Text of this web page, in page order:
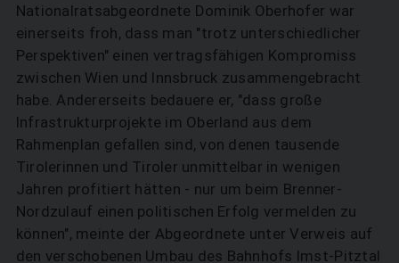
Nationalratsabgeordnete Dominik Oberhofer war
einerseits froh, dass man "trotz unterschiedlicher
Perspektiven" einen vertragsfähigen Kompromiss
zwischen Wien und Innsbruck zusammengebracht
habe. Andererseits bedauere er, "dass große
Infrastrukturprojekte im Oberland aus dem
Rahmenplan gefallen sind, von denen tausende
Tirolerinnen und Tiroler unmittelbar in wenigen
Jahren profitiert hätten - nur um beim Brenner-
Nordzulauf einen politischen Erfolg vermelden zu
können", meinte der Abgeordnete unter Verweis auf
den verschobenen Umbau des Bahnhofs Imst-Pitztal